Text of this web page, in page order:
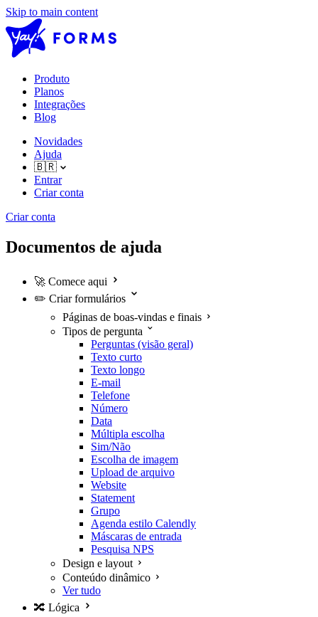
Skip to main content
Produto
Planos
Integrações
Blog
Novidades
Ajuda
🇧🇷
Entrar
Criar conta
Criar conta
Documentos de ajuda
🚀 Comece aqui
✏️ Criar formulários
Páginas de boas-vindas e finais
Tipos de pergunta
Perguntas (visão geral)
Texto curto
Texto longo
E-mail
Telefone
Número
Data
Múltipla escolha
Sim/Não
Escolha de imagem
Upload de arquivo
Website
Statement
Grupo
Agenda estilo Calendly
Máscaras de entrada
Pesquisa NPS
Design e layout
Conteúdo dinâmico
Ver tudo
🔀 Lógica